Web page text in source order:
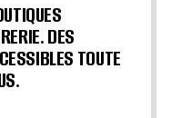
DES
TOUTE